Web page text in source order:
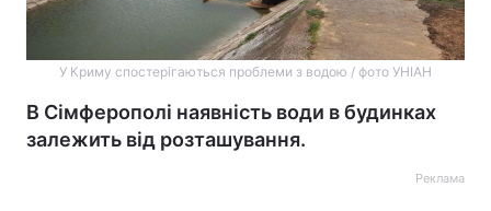
У Криму спостерігаються проблеми з водою / фото УНІАН
В Сімферополі наявність води в будинках
залежить від розташування.
Реклама